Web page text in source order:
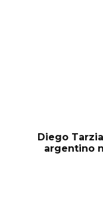
Diego
argentino